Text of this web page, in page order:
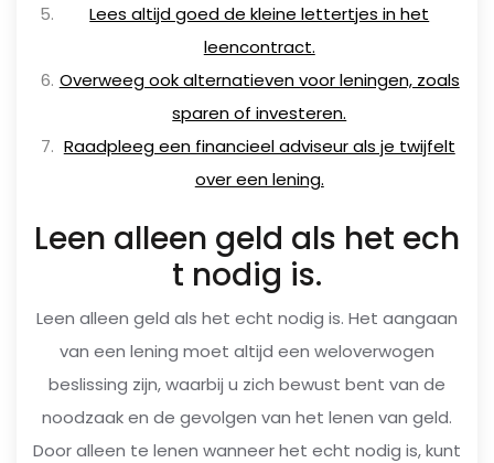
Lees altijd goed de kleine lettertjes in het
leencontract.
Overweeg ook alternatieven voor leningen, zoals
sparen of investeren.
Raadpleeg een financieel adviseur als je twijfelt
over een lening.
Leen alleen geld als het ech
t nodig is.
Leen alleen geld als het echt nodig is. Het aangaan
van een lening moet altijd een weloverwogen
beslissing zijn, waarbij u zich bewust bent van de
noodzaak en de gevolgen van het lenen van geld.
Door alleen te lenen wanneer het echt nodig is, kunt